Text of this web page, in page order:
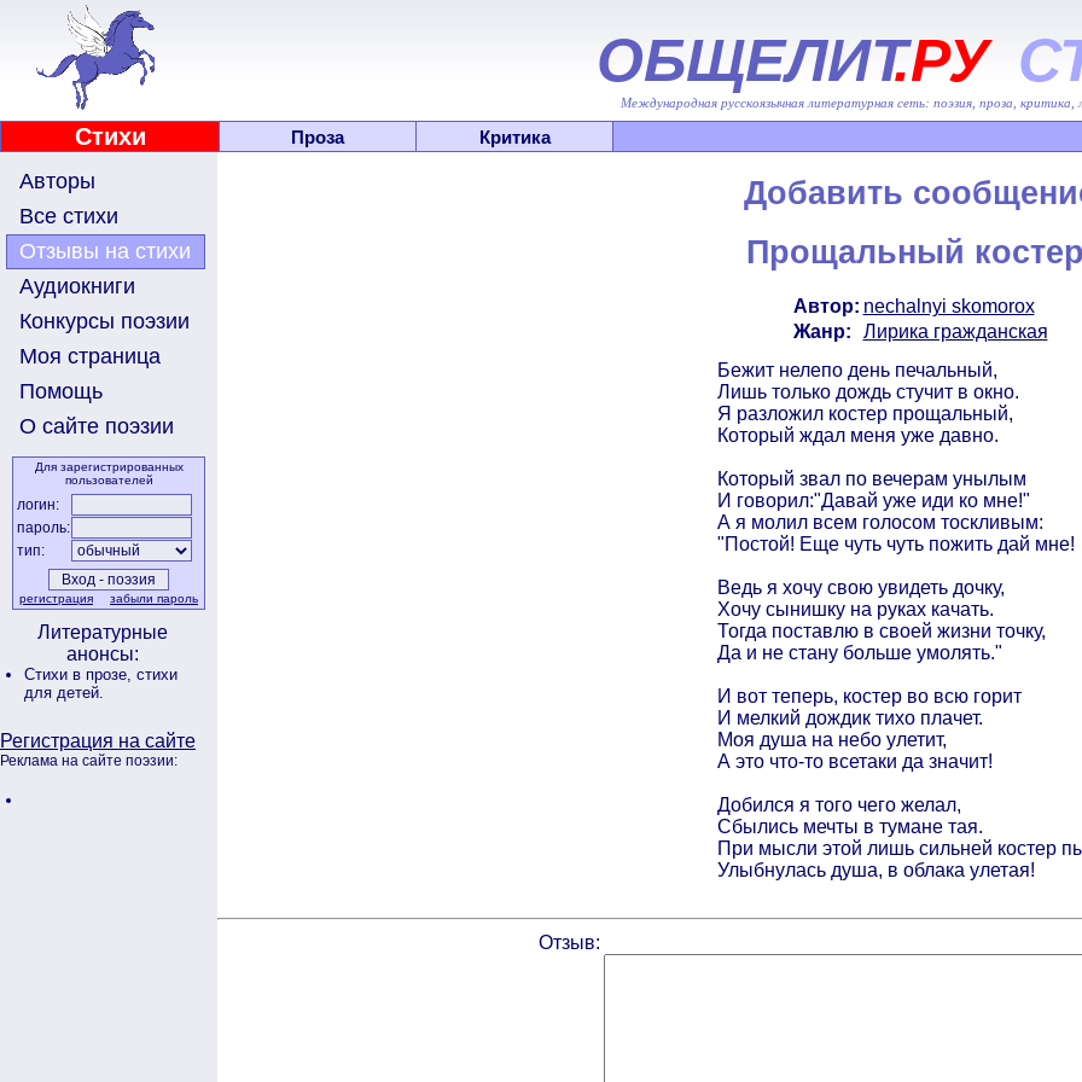
ОБЩЕЛИТ.РУ
Международная русскоязычная литературная сеть: поэзия, проза, критика,
Стихи Проза Критика
Авторы
Все стихи
Отзывы на стихи
Аудиокниги
Конкурсы поэзии
Моя страница
Помощь
О сайте поэзии
Для зарегистрированных
пользователей
логин:
пароль:
тип:
регистрация забыли пароль
Литературные
анонсы:
Стихи в прозе, стихи
для детей.
Регистрация на сайте
Реклама на сайте поэзии:
Добавить
Прощальный
Автор: nechalnyi skomorox
Жанр:
Лирика гражданская
Бежит нелепо день печальный,
Лишь только дождь стучит в окно.
Я разложил костер прощальный,
Который ждал меня уже давно.
Который звал по вечерам унылым
И говорил:"Давай уже иди ко мне!"
А я молил всем голосом тоскливым:
"Постой! Еще чуть чуть пожить дай мне!
Ведь я хочу свою увидеть дочку,
Хочу сынишку на руках качать.
Тогда поставлю в своей жизни точку,
Да и не стану больше умолять."
И вот теперь, костер во всю горит
И мелкий дождик тихо плачет.
Моя душа на небо улетит,
А это что-то всетаки да значит!
Добился я того чего желал,
Сбылись мечты в тумане тая.
При мысли этой лишь сильней костер
Улыбнулась душа, в облака улетая!
Отзыв: